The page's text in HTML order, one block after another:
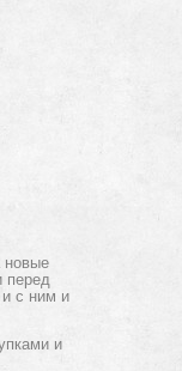
новые
перед
и с ним и
и